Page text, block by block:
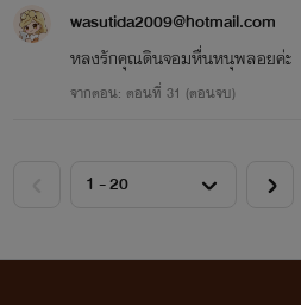
wasutida2009@hotmail.com
หลงรักคุณดินจอมหื่นหนุพลอยค่ะ
จากตอน: ตอนที่ 31 (ตอนจบ)